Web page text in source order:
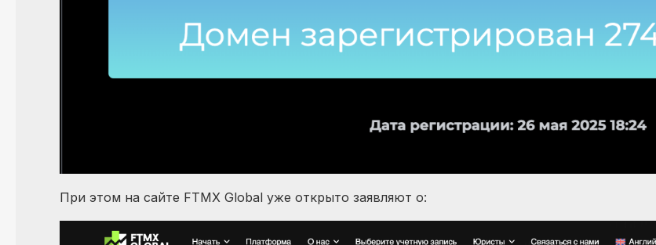
При этом на сайте FTMX Global уже открыто заявляют о: